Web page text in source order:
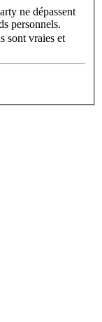
ne dépassent
personnels.
sont vraies et